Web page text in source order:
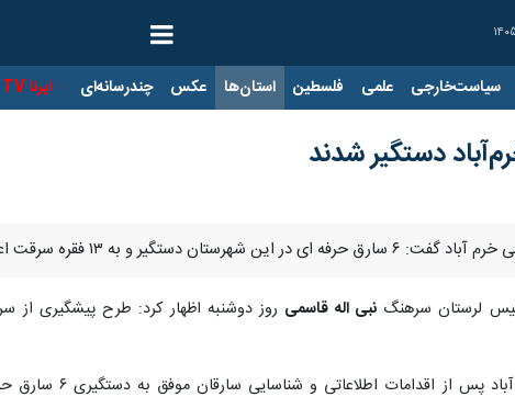
سیاست‌خارجی علمی فلسطین استان‌ها عکس چندرسانه‌ای ایرنا TV
دستگیر و به ۱۳ فقره سرقت اعتراف کردند.
لرستان سرهنگنبی اله قاسمی روز دوشنبه اظهار کرد: طرح پیشگیری
وی افزود: